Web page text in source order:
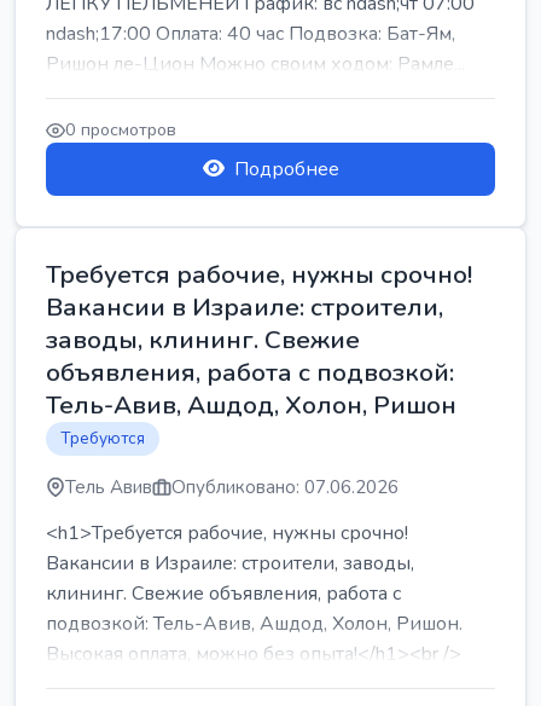
ndash;17:00 Оплата: 40 час Подвозка: Бат-Ям,
Ришон ле-Цион Можно своим ходом: Рамле...
0 просмотров
Подробнее
Требуется рабочие, нужны срочно!
Вакансии в Израиле: строители,
заводы, клининг. Свежие
объявления, работа с подвозкой:
Тель-Авив, Ашдод, Холон, Ришон
Требуются
Тель Авив Опубликовано: 07.06.2026
<h1>Требуется рабочие, нужны срочно!
Вакансии в Израиле: строители, заводы,
клининг. Свежие объявления, работа с
подвозкой: Тель-Авив, Ашдод, Холон, Ришон.
Высокая оплата, можно без опыта!</h1><br />
...